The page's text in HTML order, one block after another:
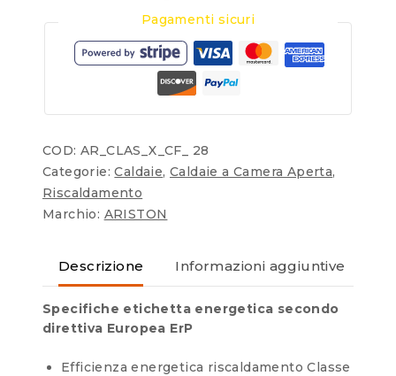
Pagamenti sicuri
COD: AR_CLAS_X_CF_ 28
Categorie:Caldaie,Caldaie a Camera Aperta,
Riscaldamento
Marchio: ARISTON
Descrizione Informazioni aggiuntive
Specifiche etichetta energetica secondo
direttiva Europea ErP
Efficienza energetica riscaldamento Classe